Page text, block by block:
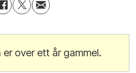
over ett år gammel.